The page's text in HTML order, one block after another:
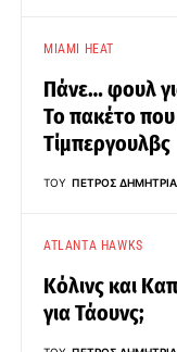
MIAMI HEAT
Πάνε… φουλ
Το πακέτο
Τίμπεργουλβς
ΤΟΥ ΠΈΤΡΟΣ
ATLANTA HAWKS
Κόλινς και
για Τάουνς;